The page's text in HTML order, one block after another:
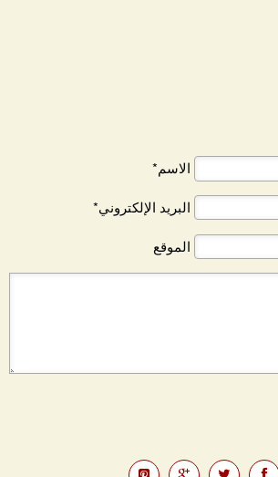
الاسم*
البريد الإلكتروني*
الموقع